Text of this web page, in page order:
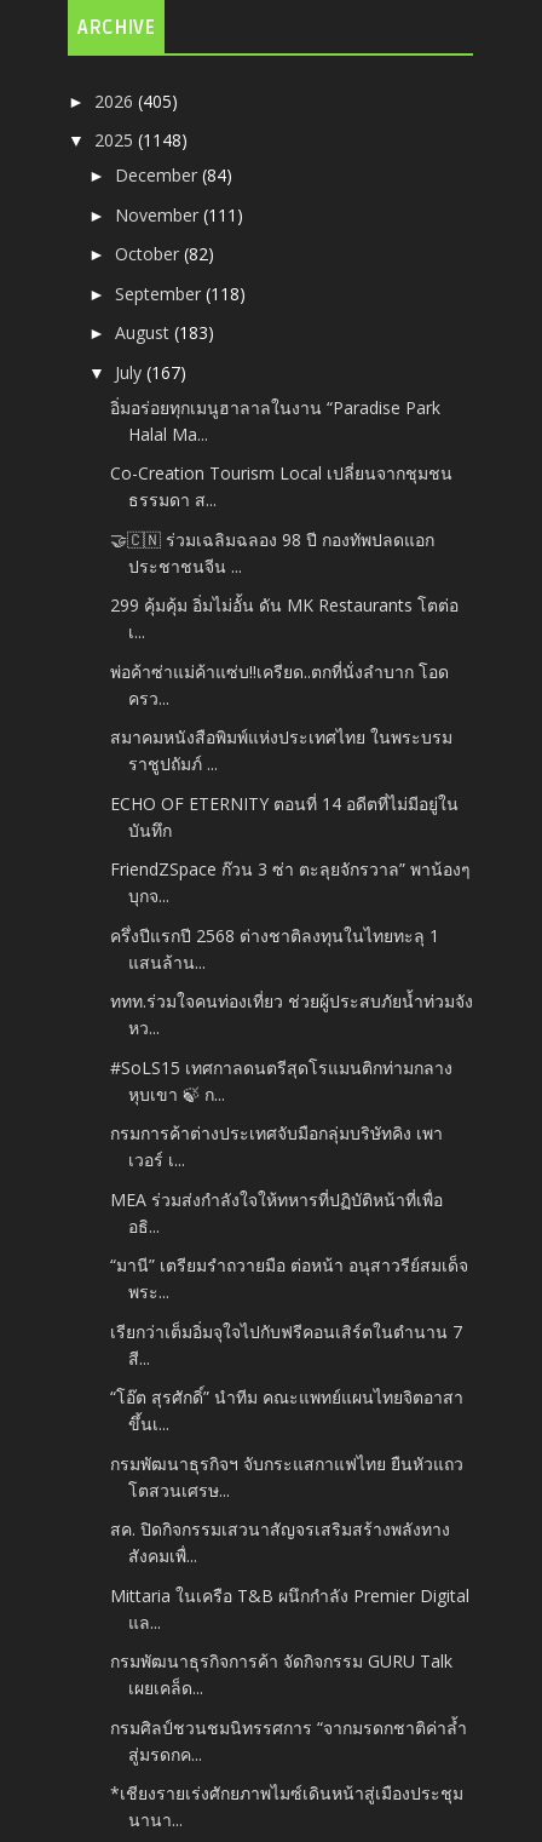
ARCHIVE
► 2026(405)
▼ 2025(1148)
► December(84)
► November(111)
►October(82)
►September(118)
►August(183)
▼ July(167)
อิ่มอร่อยทุกเมนูฮาลาลในงาน “Paradise Park
Halal Ma...
Co-Creation Tourism Local เปลี่ยนจากชุมชน
ธรรมดา ส...
🤝🇨🇳 ร่วมเฉลิมฉลอง 98 ปี กองทัพปลดแอก
ประชาชนจีน ...
299 คุ้มคุ้ม อิ่มไม่อั้น ดัน MK Restaurants โตต่อ
เ...
พ่อค้าซ่าแม่ค้าแซ่บ!!เครียด..ตกที่นั่งลำบาก โอด
ครว...
สมาคมหนังสือพิมพ์แห่งประเทศไทย ในพระบรม
ราชูปถัมภ์ ...
ECHO OF ETERNITY ตอนที่ 14 อดีตที่ไม่มีอยู่ใน
บันทึก
FriendZSpace ก๊วน 3 ซ่า ตะลุยจักรวาล” พาน้องๆ
บุกจ...
ครึ่งปีแรกปี 2568 ต่างชาติลงทุนในไทยทะลุ 1
แสนล้าน...
ททท.ร่วมใจคนท่องเที่ยว ช่วยผู้ประสบภัยน้ำท่วมจัง
หว...
#SoLS15 เทศกาลดนตรีสุดโรแมนติกท่ามกลาง
หุบเขา 🍃 ก...
กรมการค้าต่างประเทศจับมือกลุ่มบริษัทคิง เพา
เวอร์ เ...
MEA ร่วมส่งกำลังใจให้ทหารที่ปฏิบัติหน้าที่เพื่อ
อธิ...
“มานี” เตรียมรำถวายมือ ต่อหน้า อนุสาวรีย์สมเด็จ
พระ...
เรียกว่าเต็มอิ่มจุใจไปกับฟรีคอนเสิร์ตในตำนาน 7
สี...
“โอ๊ต สุรศักดิ์” นำทีม คณะแพทย์แผนไทยจิตอาสา
ขึ้นเ...
กรมพัฒนาธุรกิจฯ จับกระแสกาแฟไทย ยืนหัวแถว
โตสวนเศรษ...
สค. ปิดกิจกรรมเสวนาสัญจรเสริมสร้างพลังทาง
สังคมเพื่...
Mittaria ในเครือ T&B ผนึกกำลัง Premier Digital
แล...
กรมพัฒนาธุรกิจการค้า จัดกิจกรรม GURU Talk
เผยเคล็ด...
กรมศิลป์ชวนชมนิทรรศการ “จากมรดกชาติค่าล้ำ
สู่มรดกค...
*เชียงรายเร่งศักยภาพไมซ์เดินหน้าสู่เมืองประชุม
นานา...